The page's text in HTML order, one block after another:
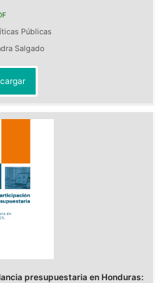
Públicas
Salgado
presupuestaria en Honduras: